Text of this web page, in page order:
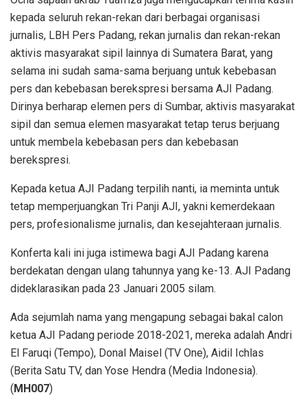
kepada seluruh rekan-rekan dari berbagai organisasi
jurnalis, LBH Pers Padang, rekan jurnalis dan rekan-rekan
aktivis masyarakat sipil lainnya di Sumatera Barat, yang
selama ini sudah sama-sama berjuang untuk kebebasan
pers dan kebebasan berekspresi bersama AJI Padang.
Dirinya berharap elemen pers di Sumbar, aktivis masyarakat
sipil dan semua elemen masyarakat tetap terus berjuang
untuk membela kebebasan pers dan kebebasan
berekspresi.
Kepada ketua AJI Padang terpilih nanti, ia meminta untuk
tetap memperjuangkan Tri Panji AJI, yakni kemerdekaan
pers, profesionalisme jurnalis, dan kesejahteraan jurnalis.
Konferta kali ini juga istimewa bagi AJI Padang karena
berdekatan dengan ulang tahunnya yang ke-13. AJI Padang
dideklarasikan pada 23 Januari 2005 silam.
Ada sejumlah nama yang mengapung sebagai bakal calon
ketua AJI Padang periode 2018-2021, mereka adalah Andri
El Faruqi (Tempo), Donal Maisel (TV One), Aidil Ichlas
(Berita Satu TV, dan Yose Hendra (Media Indonesia).
(MH007)